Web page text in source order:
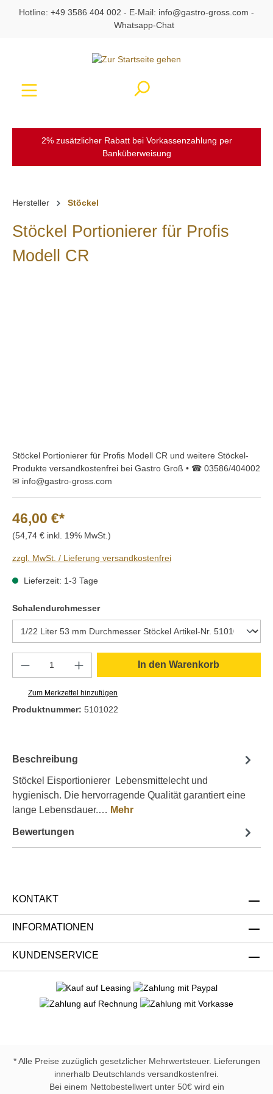
springen
Hotline: +49 3586 404 002 - E-Mail: info@gastro-gross.com -
Whatsapp-Chat
2% zusätzlicher Rabatt bei Vorkassenzahlung per
Banküberweisung
Hersteller Stöckel
Stöckel Portionierer für Profis
Modell CR
Stöckel Portionierer für Profis Modell CR und weitere Stöckel-
Produkte versandkostenfrei bei Gastro Groß • ☎ 03586/404002
✉ info@gastro-gross.com
46,00 €*
(54,74 € inkl. 19% MwSt.)
zzgl. MwSt. / Lieferung versandkostenfrei
Lieferzeit: 1-3 Tage
Schalendurchmesserauswählen
Produkt Anzahl: Gib den gewünschten
In den Warenkorb
Zum Merkzettel hinzufügen
Produktnummer: 5101022
Beschreibung
Stöckel Eisportionierer Lebensmittelecht und
hygienisch. Die hervorragende Qualität garantiert eine
lange Lebensdauer.… Mehr
Bewertungen
KONTAKT
INFORMATIONEN
KUNDENSERVICE
* Alle Preise zuzüglich gesetzlicher Mehrwertsteuer. Lieferungen
innerhalb Deutschlands versandkostenfrei.
Bei einem Nettobestellwert unter 50€ wird ein